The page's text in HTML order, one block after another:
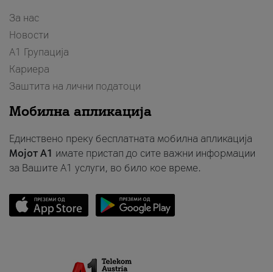
Плати сметка
Активирајте Е-сметка
За нас
Новости
А1 Групација
Кариера
Заштита на лични податоци
Мобилна апликација
Единствено преку бесплатната мобилна апликација
Мојот A1 имате пристап до сите важни информации
за Вашите A1 услуги, во било кое време.